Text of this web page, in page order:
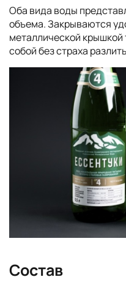
Оба вида воды
объема. Закрываются
металлической крышкой
собой без страха
Состав